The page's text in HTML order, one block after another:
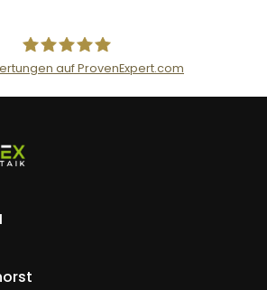
AceFlex GmbH
auf ProvenExpert.com